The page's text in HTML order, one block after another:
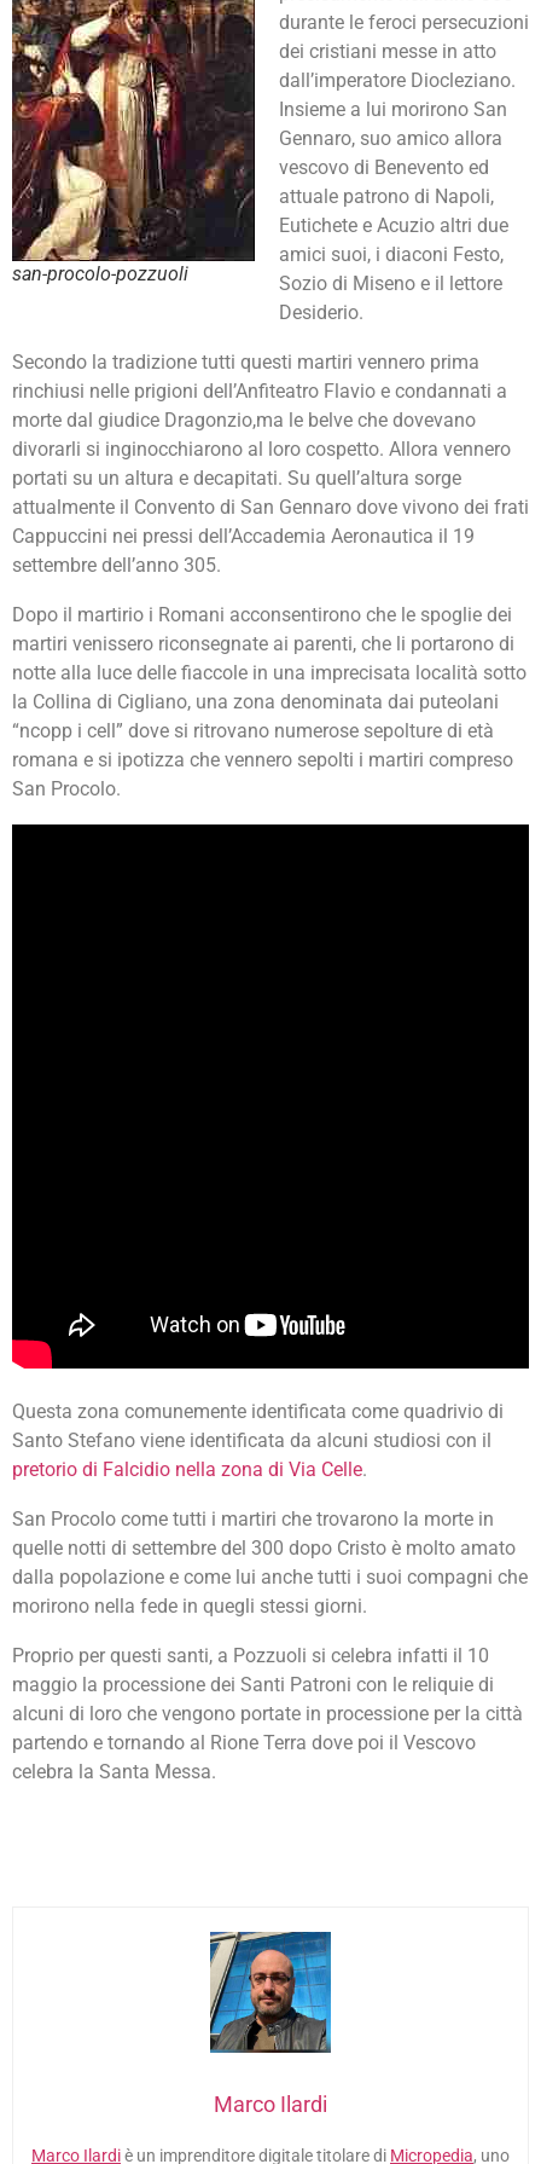
san-procolo-pozzuoli
durante le feroci persecuzioni
dei cristiani messe in atto
dall’imperatore Diocleziano.
Insieme a lui morirono San
Gennaro, suo amico allora
vescovo di Benevento ed
attuale patrono di Napoli,
Eutichete e Acuzio altri due
amici suoi, i diaconi Festo,
Sozio di Miseno e il lettore
Desiderio.
Secondo la tradizione tutti questi martiri vennero prima
rinchiusi nelle prigioni dell’Anfiteatro Flavio e condannati a
morte dal giudice Dragonzio,ma le belve che dovevano
divorarli si inginocchiarono al loro cospetto. Allora vennero
portati su un altura e decapitati. Su quell’altura sorge
attualmente il Convento di San Gennaro dove vivono dei frati
Cappuccini nei pressi dell’Accademia Aeronautica il 19
settembre dell’anno 305.
Dopo il martirio i Romani acconsentirono che le spoglie dei
martiri venissero riconsegnate ai parenti, che li portarono di
notte alla luce delle fiaccole in una imprecisata località sotto
la Collina di Cigliano, una zona denominata dai puteolani
“ncopp i cell” dove si ritrovano numerose sepolture di età
romana e si ipotizza che vennero sepolti i martiri compreso
San Procolo.
Questa zona comunemente identificata come quadrivio di
Santo Stefano viene identificata da alcuni studiosi con il
pretorio di Falcidio nella zona di Via Celle.
San Procolo come tutti i martiri che trovarono la morte in
quelle notti di settembre del 300 dopo Cristo è molto amato
dalla popolazione e come lui anche tutti i suoi compagni che
morirono nella fede in quegli stessi giorni.
Proprio per questi santi, a Pozzuoli si celebra infatti il 10
maggio la processione dei Santi Patroni con le reliquie di
alcuni di loro che vengono portate in processione per la città
partendo e tornando al Rione Terra dove poi il Vescovo
celebra la Santa Messa.
Marco Ilardi
Marco Ilardiè un imprenditore digitale titolare di Micropedia, uno